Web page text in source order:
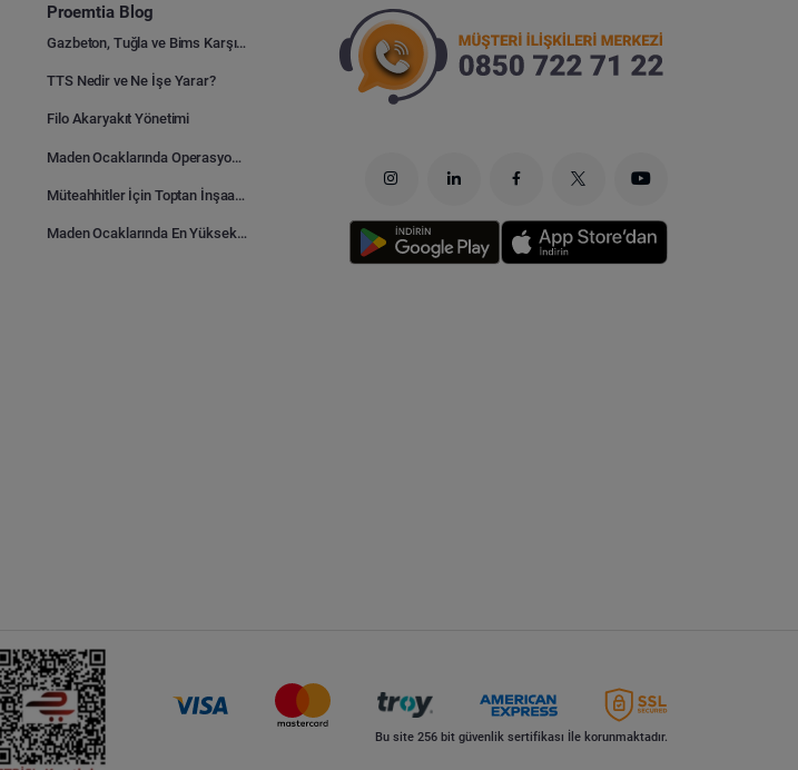
Proemtia Blog
Gazbeton, Tuğla ve Bims Karşılaştırması: Hangisi Daha Avantajlı?
TTS Nedir ve Ne İşe Yarar?
Filo Akaryakıt Yönetimi
Maden Ocaklarında Operasyonel Verimlilik Nasıl Arttırılır?
Müteahhitler İçin Toptan İnşaat Malzemesi Satın Alma Rehberi
Maden Ocaklarında En Yüksek Gider Kalemleri Nelerdir?
Bu site 256 bit güvenlik sertifikası İle korunmaktadır.